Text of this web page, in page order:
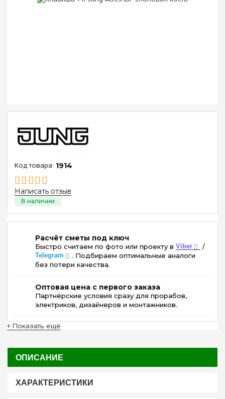
1914
Написать отзыв
Расчёт сметы под ключ
Быстро считаем по фото или проекту в Viber /
Telegram
. Подбираем оптимальные аналоги
без потери качества.
Оптовая цена с первого заказа
Партнёрские условия сразу для прорабов,
электриков, дизайнеров и монтажников.
+ Показать ещё
ОПИСАНИЕ
ХАРАКТЕРИСТИКИ